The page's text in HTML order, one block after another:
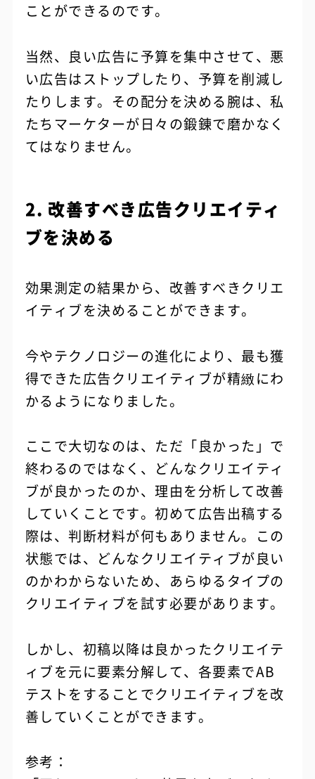
ことができるのです。
当然、良い広告に予算を集中させて、悪
い広告はストップしたり、予算を削減し
たりします。その配分を決める腕は、私
たちマーケターが日々の鍛錬で磨かなく
てはなりません。
2. 改善すべき広告クリエイティ
ブを決める
効果測定の結果から、改善すべきクリエ
イティブを決めることができます。
今やテクノロジーの進化により、最も獲
得できた広告クリエイティブが精緻にわ
かるようになりました。
ここで大切なのは、ただ「良かった」で
終わるのではなく、どんなクリエイティ
ブが良かったのか、理由を分析して改善
していくことです。初めて広告出稿する
際は、判断材料が何もありません。この
状態では、どんなクリエイティブが良い
のかわからないため、あらゆるタイプの
クリエイティブを試す必要があります。
しかし、初稿以降は良かったクリエイテ
ィブを元に要素分解して、各要素でAB
テストをすることでクリエイティブを改
善していくことができます。
参考：